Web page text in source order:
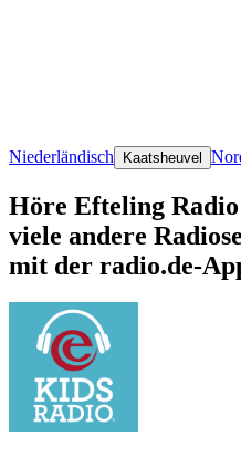
Niederländisch Kaatsheuvel
Höre Efteling
viele andere
mit der radio.de-